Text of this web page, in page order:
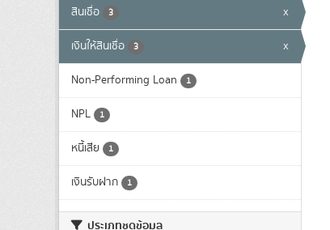
สินเชื่อ 3 x
เงินให้สินเชื่อ 3 x
Non-Performing Loan 1
NPL 1
หนี้เสีย 1
เงินรับฝาก 1
ประเภทชุดข้อมูล